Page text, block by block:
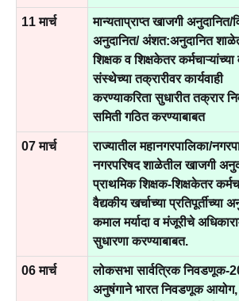
11 मार्च
मान्यताप्राप्त खाजगी अनुदानित/
अनुदानित/ अंशत:अनुदानित
शिक्षक व शिक्षकेतर कर्मचाऱ्यांच्या
संस्थेच्या तक्रारीवर कार्यवाही
करण्याकरिता सुधारीत तक्रार
समिती गठित करण्याबाबत
07 मार्च
राज्यातील महानगरपालिका/
नगरपरिषद शाळेतील खाजगी
प्राथमिक शिक्षक-शिक्षकेतर
वैद्यकीय खर्चाच्या प्रतिपूर्तीच्या
कमाल मर्यादा व मंजूरीचे
सुधारणा करण्याबाबत.
06 मार्च
लोकसभा सार्वत्रिक निवडणूक-
अनुषंगाने भारत निवडणूक आयोग,